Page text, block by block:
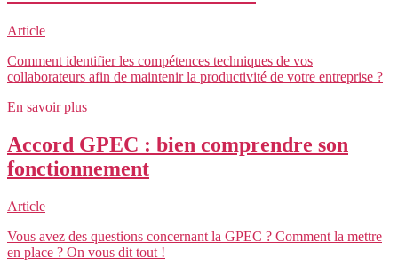
Article
Comment identifier les compétences techniques de vos
collaborateurs afin de maintenir la productivité de votre entreprise ?
En savoir plus
Accord GPEC : bien comprendre son
fonctionnement
Article
Vous avez des questions concernant la GPEC ? Comment la mettre
en place ? On vous dit tout !